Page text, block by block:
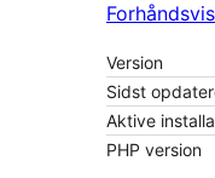
Forhåndsvis
Version
Sidst
Aktive
PHP version